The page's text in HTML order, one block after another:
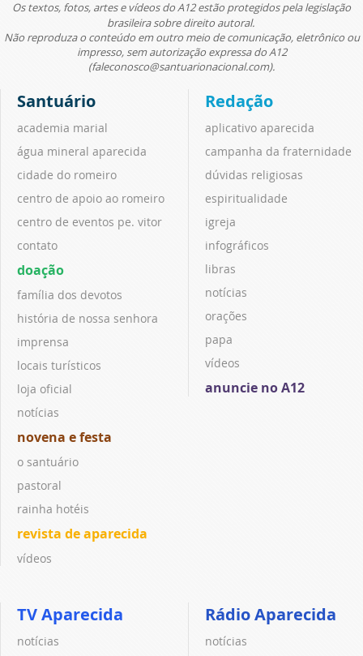
Os textos, fotos, artes e vídeos do A12 estão protegidos pela legislação
brasileira sobre direito autoral.
Não reproduza o conteúdo em outro meio de comunicação, eletrônico ou
impresso, sem autorização expressa do A12
(faleconosco@santuarionacional.com).
Santuário
academia marial
água mineral aparecida
cidade do romeiro
centro de apoio ao romeiro
centro de eventos pe. vitor
contato
doação
família dos devotos
história de nossa senhora
imprensa
locais turísticos
loja oficial
notícias
novena e festa
o santuário
pastoral
rainha hotéis
revista de aparecida
vídeos
Redação
aplicativo aparecida
campanha da fraternidade
dúvidas religiosas
espiritualidade
igreja
infográficos
libras
notícias
orações
papa
vídeos
anuncie no A12
TV Aparecida
notícias
Rádio Aparecida
notícias